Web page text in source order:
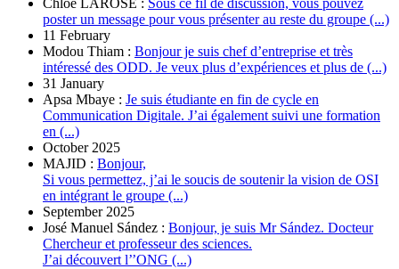
poster un message pour vous présenter au reste du groupe (...)
11 February
Modou Thiam : Bonjour je suis chef d’entreprise et très
intéressé des ODD. Je veux plus d’expériences et plus de (...)
31 January
Apsa Mbaye : Je suis étudiante en fin de cycle en
Communication Digitale. J’ai également suivi une formation
en (...)
October 2025
MAJID : Bonjour,
Si vous permettez, j’ai le soucis de soutenir la vision de OSI
en intégrant le groupe (...)
September 2025
José Manuel Sández : Bonjour, je suis Mr Sández. Docteur
Chercheur et professeur des sciences.
J’ai découvert l’’ONG (...)